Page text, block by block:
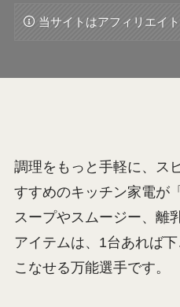
当サイトはアフィリエイ
調理をもっと手軽に、ス
すすめのキッチン家電が
スープやスムージー、離
アイテムは、1台あれば
こなせる万能選手です。